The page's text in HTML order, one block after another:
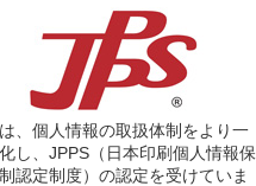
、個人情報の取扱体制をより一
し、JPPS（日本印刷個人情報保
認定制度）の認定を受けていま